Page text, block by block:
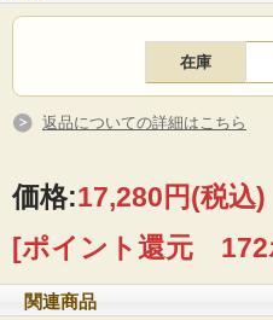
ドイツのマイスター
山のあるルール地方、ドイツ鉄製品製造
術を代々受け継ぐ職人によりクラシック
マイスター（職人）は数名だそうです
に限りがあり、さらに日本へ輸出され
希少性が高くなってきてます。
在庫
返品についての詳細はこちら
価格:17,280円(税込)
[ポイント還元 172
関連商品